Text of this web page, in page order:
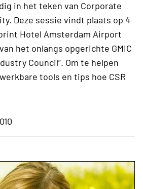
in het teken van Corporate
Deze sessie vindt plaats op 4
Hotel Amsterdam Airport
het onlangs opgerichte GMIC
Council”. Om te helpen
tools en tips hoe CSR